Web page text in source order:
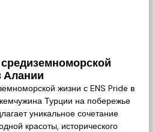
Алании
жизни с ENS Pride в
Турции на побережье
уникальное сочетание
красоты, исторического